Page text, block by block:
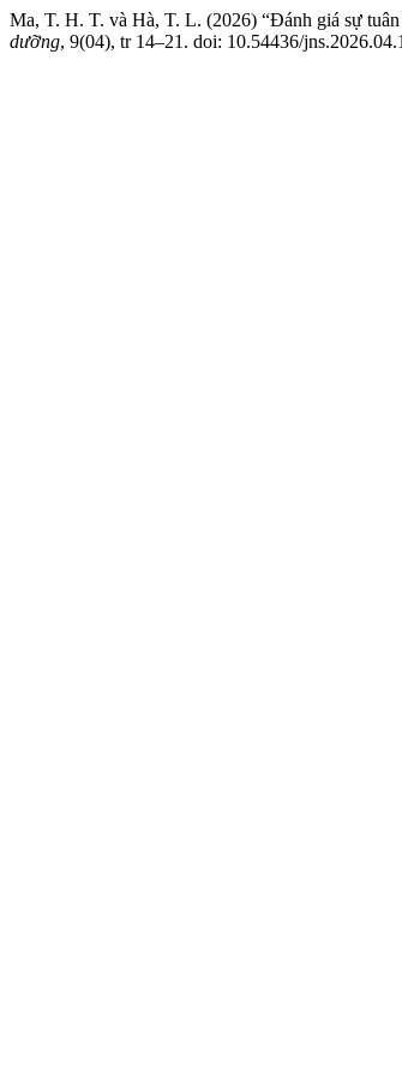
Ma, T. H. T. và Hà, T. L. (2026) “Đánh giá sự
dưỡng, 9(04), tr 14–21. doi: 10.54436/